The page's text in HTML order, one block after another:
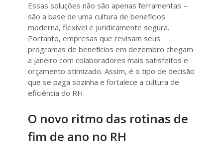
Essas soluções não são apenas ferramentas –
são a base de uma cultura de benefícios
moderna, flexível e juridicamente segura.
Portanto, empresas que revisam seus
programas de benefícios em dezembro chegam
a janeiro com colaboradores mais satisfeitos e
orçamento otimizado. Assim, é o tipo de decisão
que se paga sozinha e fortalece a cultura de
eficiência do RH.
O novo ritmo das rotinas de
fim de ano no RH